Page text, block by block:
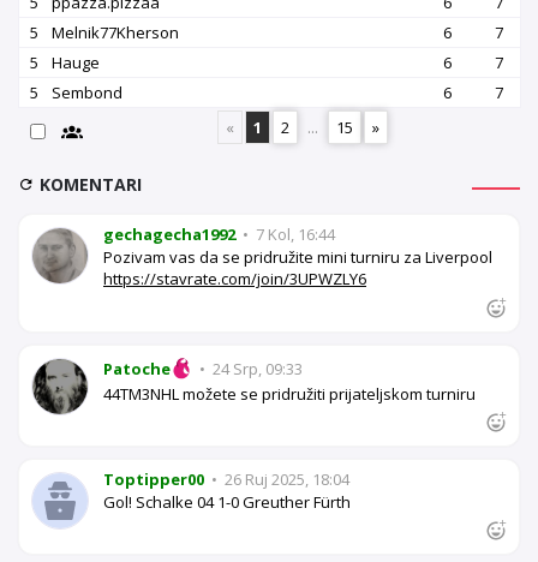
5
Melnik77Kherson 6
7
5
Hauge 6
7
5
Sembond 6
7
«
1 2 ... 15 »
KOMENTARI
gechagecha1992 • 7 Kol, 16:44
Pozivam vas da se pridružite mini turniru za Liverpool
https://stavrate.com/join/3UPWZLY6
Patoche • 24 Srp, 09:33
44TM3NHL možete se pridružiti prijateljskom turniru
Toptipper00 • 26 Ruj 2025, 18:04
Gol! Schalke 04 1-0 Greuther Fürth